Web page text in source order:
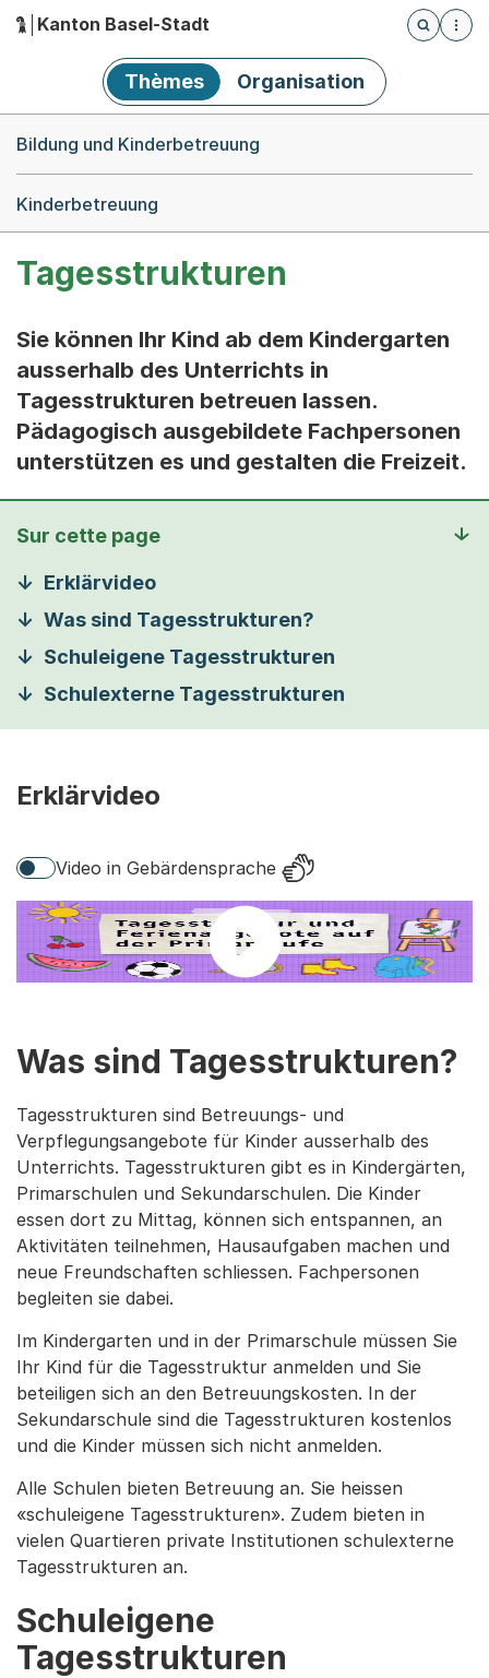
Hauptnavigation
Kanton Basel-Stadt
Öffnet
Thèmes Organisation
Bildung und Kinderbetreuung
Kinderbetreuung
Tagesstrukturen
Sie können Ihr Kind ab dem Kindergarten
ausserhalb des Unterrichts in
Tagesstrukturen betreuen lassen.
Pädagogisch ausgebildete Fachpersonen
unterstützen es und gestalten die Freizeit.
Sur cette page
Erklärvideo
Was sind Tagesstrukturen?
Schuleigene Tagesstrukturen
Schulexterne Tagesstrukturen
Erklärvideo
Video in Gebärdensprache
Was sind Tagesstrukturen?
Tagesstrukturen sind Betreuungs- und
Verpflegungsangebote für Kinder ausserhalb des
Unterrichts. Tagesstrukturen gibt es in Kindergärten,
Primarschulen und Sekundarschulen. Die Kinder
essen dort zu Mittag, können sich entspannen, an
Aktivitäten teilnehmen, Hausaufgaben machen und
neue Freundschaften schliessen. Fachpersonen
begleiten sie dabei.
Im Kindergarten und in der Primarschule müssen Sie
Ihr Kind für die Tagesstruktur anmelden und Sie
beteiligen sich an den Betreuungskosten. In der
Sekundarschule sind die Tagesstrukturen kostenlos
und die Kinder müssen sich nicht anmelden.
Alle Schulen bieten Betreuung an. Sie heissen
«schuleigene Tagesstrukturen». Zudem bieten in
vielen Quartieren private Institutionen schulexterne
Tagesstrukturen an.
Schuleigene
Tagesstrukturen